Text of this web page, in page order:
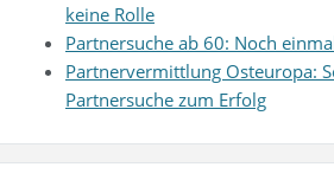
keine Rolle
Partnersuche ab 60: Noch
Partnervermittlung Osteuropa:
Partnersuche zum Erfolg